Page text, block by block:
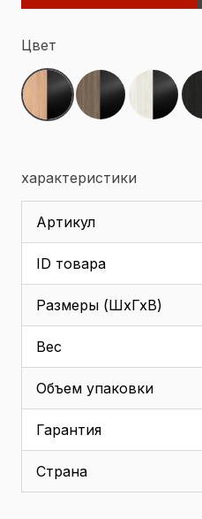
Цвет
характеристики
Артикул
ID товара
Размеры (ШхГхВ)
Вес
Объем упаковки
Гарантия
Страна